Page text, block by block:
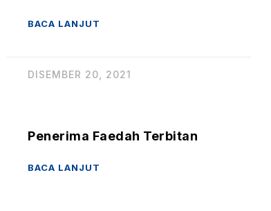
BACA LANJUT
DISEMBER 20, 2021
Penerima Faedah Terbitan
BACA LANJUT